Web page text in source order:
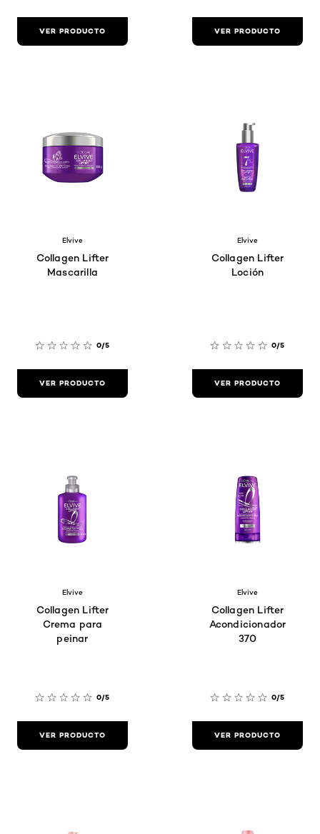
VER PRODUCTO VER PRODUCTO
Elvive
Collagen Lifter
Mascarilla
0/5
VER PRODUCTO
Elvive
Collagen Lifter
Loción
0/5
VER PRODUCTO
Elvive
Collagen Lifter
Crema para
peinar
0/5
VER PRODUCTO
Elvive
Collagen Lifter
Acondicionador
370
0/5
VER PRODUCTO